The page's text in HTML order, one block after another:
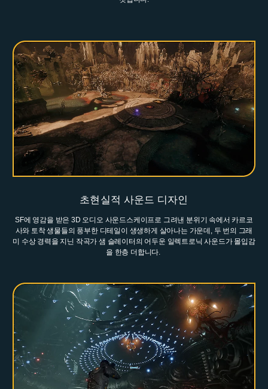
초현실적 사운드 디자인
SF에 영감을 받은 3D 오디오 사운드스케이프로 그려낸 분위기 속에서 카르코
사와 토착 생물들의 풍부한 디테일이 생생하게 살아나는 가운데, 두 번의 그래
미 수상 경력을 지닌 작곡가 샘 슬레이터의 어두운 일렉트로닉 사운드가 몰입감
을 한층 더합니다.